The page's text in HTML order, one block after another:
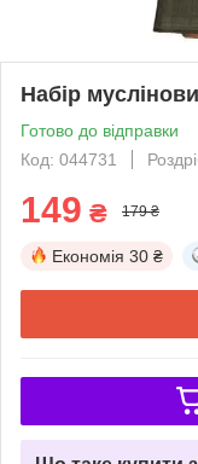
Набір
Готово до відправки
Код: 044731
149 ₴ 179 ₴
Економія 30 ₴